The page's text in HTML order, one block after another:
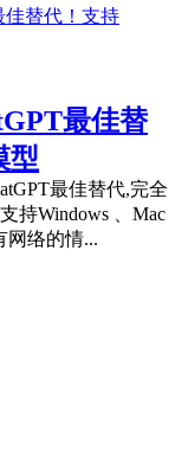
最佳替
型
最佳替代,完全
持Windows 、Mac
网络的情...